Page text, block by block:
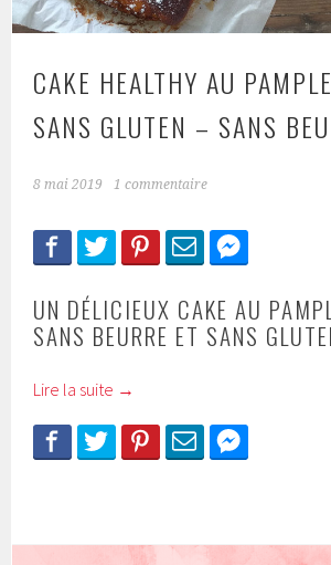
CAKE HEALTHY AU
SANS GLUTEN – SANS
8 mai 2019 1 commentaire
UN DÉLICIEUX CAKE AU
SANS BEURRE ET SANS
Lire la suite →